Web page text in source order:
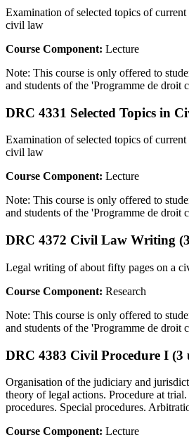
Examination of selected topics of
civil law
Course Component: Lecture
Note: This course is only offered to
and students of the 'Programme de droit
DRC 4331 Selected Topics in
Examination of selected topics of
civil law
Course Component: Lecture
Note: This course is only offered to
and students of the 'Programme de droit
DRC 4372 Civil Law Writing
Legal writing of about fifty pages on a
Course Component: Research
Note: This course is only offered to
and students of the 'Programme de droit
DRC 4383 Civil Procedure I (3
Organisation of the judiciary and
theory of legal actions. Procedure at
procedures. Special procedures.
Course Component: Lecture